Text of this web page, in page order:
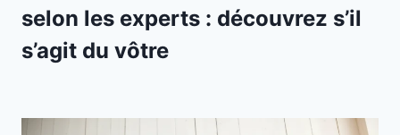
selon les experts : découvrez s’il
s’agit du vôtre